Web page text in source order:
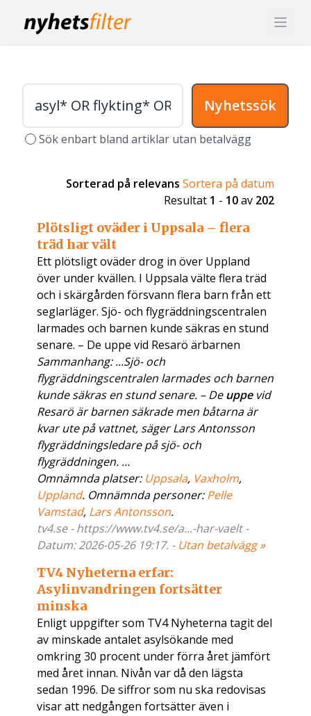
Nyhetssök
Sök enbart bland artiklar utan betalvägg
Sorterad på relevans Sortera på datum
Resultat 1 - 10av 202
Plötsligt oväder i Uppsala – flera
träd har vält
Ett plötsligt oväder drog in över Uppland
över under kvällen. I Uppsala välte flera träd
och i skärgården försvann flera barn från ett
seglarläger. Sjö- och flygräddningscentralen
larmades och barnen kunde säkras en stund
senare. – De uppe vid Resarö ärbarnen
Sammanhang: ...Sjö- och
flygräddningscentralen larmades och barnen
kunde säkras en stund senare. – Deuppevid
Resarö är barnen säkrade men båtarna är
kvar ute på vattnet, säger Lars Antonsson
flygräddningsledare på sjö- och
flygräddningen. ...
Omnämnda platser: Uppsala, Vaxholm,
Uppland. Omnämnda personer:Pelle
Vamstad, Lars Antonsson.
tv4.se - https://www.tv4.se/a...-har-vaelt -
Datum: 2026-05-26 19:17. - Utan betalvägg »
TV4 Nyheterna erfar:
Asylinvandringen fortsätter
minska
Enligt uppgifter som TV4 Nyheterna tagit del
av minskade antalet asylsökande med
omkring 30 procent under förra året jämfört
med året innan. Nivån var då den lägsta
sedan 1996. De siffror som nu ska redovisas
visar att nedgången fortsätter även i